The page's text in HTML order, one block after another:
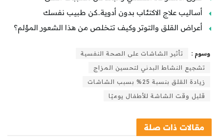
أساليب علاج الاكتئاب بدون أدوية..كن طبيب نفسك
أعراض القلق والتوتر وكيف تتخلص من هذا الشعور المؤلم؟
وسوم :
تأثير الشاشات على الصحة النفسية
تشجيع النشاط البدني لتحسين المزاج
زيادة القلق بنسبة 25% بسبب الشاشات
قليل وقت الشاشة للأطفال يوميًا
مقالات ذات صلة